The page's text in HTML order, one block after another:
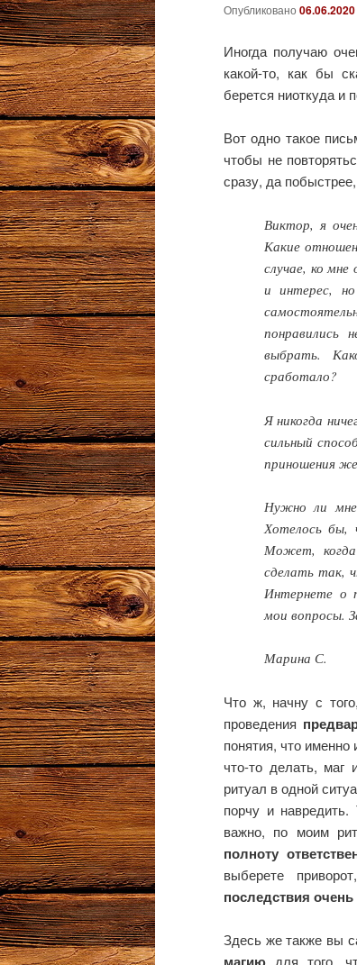
Опубликовано 06.06.2020
Иногда получаю
какой-то, как бы
берется ниоткуда
Вот одно такое
чтобы не
сразу, да
Виктор, я
Какие
случае, ко
и интерес,
понравились
выбрать.
сработало?
Я никогда
сильный
приношения
Нужно ли мне
Хотелось
Может,
сделать так,
Интернете о
мои вопросы.
Марина С.
Что ж, начну с
проведения
понятия, что
что-то делать, маг
ритуал в одной
порчу и
важно, по моим
полноту
выберете
последствия
Здесь же также вы
для того,